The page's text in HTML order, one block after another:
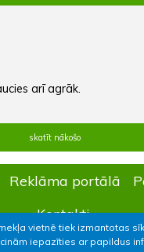
vietnē tiek izmantotas
iepazīties ar papildus
arī agrāk.
skatīt nākošo
Reklāma portālā
Kontakti